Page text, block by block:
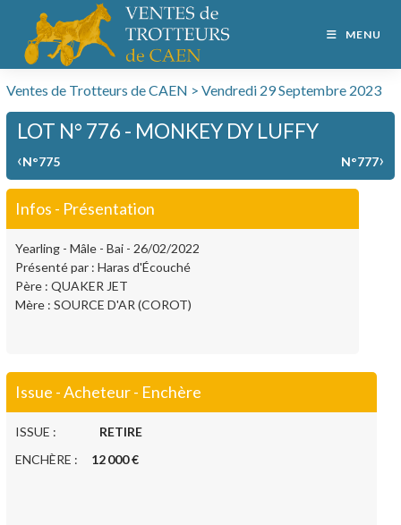
MENU
Ventes de Trotteurs de CAEN > Vendredi 29 Septembre 2023
LOT N° 776 - MONKEY DY LUFFY
‹N°775 N°777›
Infos - Présentation
Yearling - Mâle - Bai - 26/02/2022
Présenté par : Haras d'Écouché
Père : QUAKER JET
Mère : SOURCE D'AR (COROT)
Issue - Acheteur - Enchère
ISSUE : RETIRE
ENCHÈRE : 12 000 €